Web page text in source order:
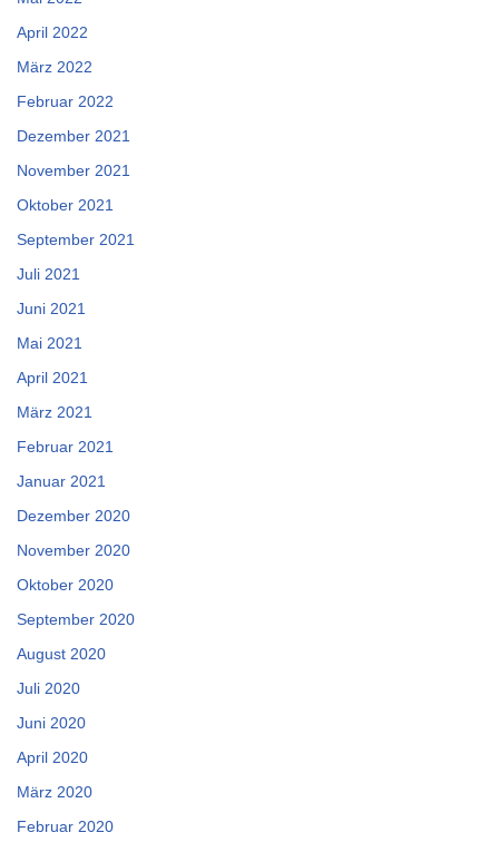
April 2022
März 2022
Februar 2022
Dezember 2021
November 2021
Oktober 2021
September 2021
Juli 2021
Juni 2021
Mai 2021
April 2021
März 2021
Februar 2021
Januar 2021
Dezember 2020
November 2020
Oktober 2020
September 2020
August 2020
Juli 2020
Juni 2020
April 2020
März 2020
Februar 2020